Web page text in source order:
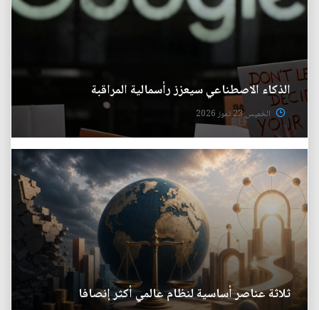
الذكاء الاصطناعي سيعزز رأسمالية المراقبة
الخميس 23 تموز 2026
ثلاثة عناصر أساسية لنظام عالمي أكثر إنصافا